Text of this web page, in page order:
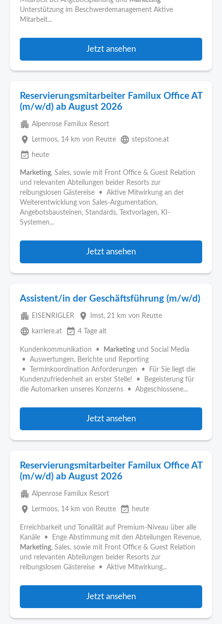
Unterstützung im Beschwerdemanagement Aktive
Mitarbeit...
Jetzt ansehen
Reservierungsmitarbeiter Familux Office AT
(m/w/d) ab August 2026
apartment Alpenrose Familux Resort
place Lermoos, 14 km von Reutte language stepstone.at
event_available heute
Marketing, Sales, sowie mit Front Office & Guest Relation
und relevanten Abteilungen beider Resorts zur
reibungslosen Gästereise • Aktive Mitwirkung an der
Weiterentwicklung von Sales-Argumentation,
Angebotsbausteinen, Standards, Textvorlagen, KI-
Systemen...
Jetzt ansehen
Assistent/in der Geschäftsführung (m/w/d)
apartment EISENRIGLER place Imst, 21 km von Reutte
language karriere.at event_available 4 Tage alt
Kundenkommunikation • Marketing und Social Media
• Auswertungen, Berichte und Reporting
• Terminkoordination Anforderungen • Für Sie liegt die
Kundenzufriedenheit an erster Stelle! • Begeisterung für
die Automarken unseres Konzerns • Abgeschlossene...
Jetzt ansehen
Reservierungsmitarbeiter Familux Office AT
(m/w/d) ab August 2026
apartment Alpenrose Familux Resort
place Lermoos, 14 km von Reutte event_available heute
Erreichbarkeit und Tonalität auf Premium-Niveau über alle
Kanäle • Enge Abstimmung mit den Abteilungen Revenue,
Marketing, Sales, sowie mit Front Office & Guest Relation
und relevanten Abteilungen beider Resorts zur
reibungslosen Gästereise • Aktive Mitwirkung...
Jetzt ansehen